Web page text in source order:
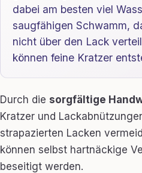
dabei am besten viel
saugfähigen Schwamm,
nicht über den Lack
können feine Kratzer
Durch die sorgfältige
Kratzer und
strapazierten Lacken
können selbst hartnäckige
beseitigt werden.